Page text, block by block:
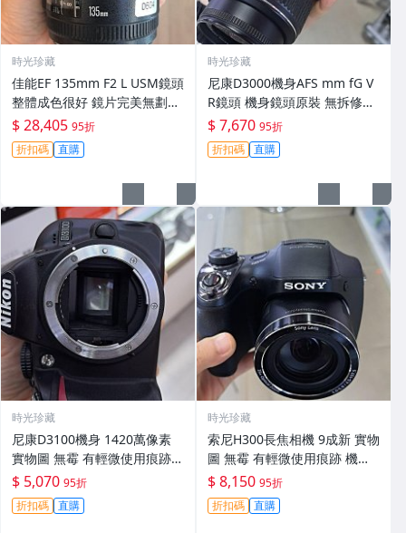
時光珍藏
佳能EF 135mm F2 L USM鏡頭
整體成色很好 鏡片完美無劃痕
功能一切正常 無拆修無-3430
$ 28,405 95折
折扣碼 直購
時光珍藏
尼康D3000機身AFS mm fG V
R鏡頭 機身鏡頭原裝 無拆修無
翻新 有輕微使用痕跡 鏡頭-34
30
$ 7,670 95折
折扣碼 直購
時光珍藏
尼康D3100機身 1420萬像素
實物圖 無霉 有輕微使用痕跡
機身原裝 無拆修無翻新 臨-34
3
$ 5,070 95折
折扣碼 直購
時光珍藏
索尼H300長焦相機 9成新 實物
圖 無霉 有輕微使用痕跡 機身
鏡頭原裝 無拆修無翻新-3430
$ 8,150 95折
折扣碼 直購